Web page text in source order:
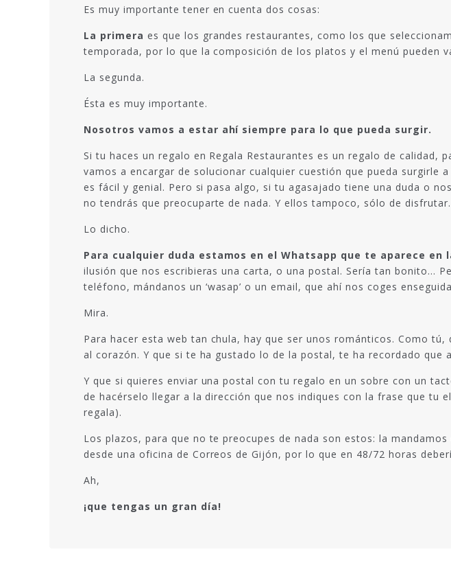
Es muy importante tener en cuenta dos cosas:
La primera es que los grandes restaurantes, como los que
temporada, por lo que la composición de los platos y el menú pueden
La segunda.
Ésta es muy importante.
Nosotros vamos a estar ahí siempre para lo que pueda surgir.
Si tu haces un regalo en Regala Restaurantes es un regalo de
vamos a encargar de solucionar cualquier cuestión que pueda
es fácil y genial. Pero si pasa algo, si tu agasajado tiene una duda o
no tendrás que preocuparte de nada. Y ellos tampoco, sólo de disfrutar.
Lo dicho.
Para cualquier duda estamos en el Whatsapp que te aparece en
ilusión que nos escribieras una carta, o una postal. Sería tan bonito…
teléfono, mándanos un ‘wasap’ o un email, que ahí nos coges
Mira.
Para hacer esta web tan chula, hay que ser unos románticos. Como
al corazón. Y que si te ha gustado lo de la postal, te ha recordado que
Y que si quieres enviar una postal con tu regalo en un sobre con un
de hacérselo llegar a la dirección que nos indiques con la frase que tu
regala).
Los plazos, para que no te preocupes de nada son estos: la
desde una oficina de Correos de Gijón, por lo que en 48/72 horas
Ah,
¡que tengas un gran día!